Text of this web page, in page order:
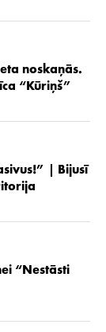
noskaņās.
“Kūriņš”
| Bijusī
“Nestāsti